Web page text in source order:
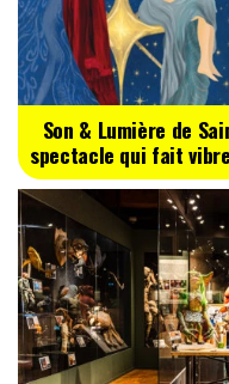
Son & Lumière de
spectacle qui fait